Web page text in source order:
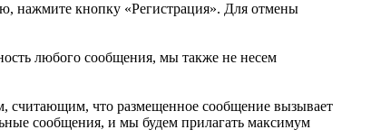
нажмите кнопку «Регистрация». Для отмены
любого сообщения, мы также не несем
считающим, что размещенное сообщение вызывает
сообщения, и мы будем прилагать максимум